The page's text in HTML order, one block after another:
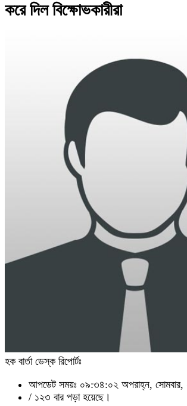
করে দিল বিক্ষোভকারীরা
হক বার্তা ডেস্ক রিপোর্টঃ
আপডেট সময়ঃ ০৯:৩৪:০২ অপরাহ্ন, সোমবার,
/ ১২৩ বার পড়া হয়েছে।